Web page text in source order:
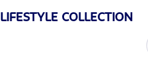
LIFESTYLE COLLECTION